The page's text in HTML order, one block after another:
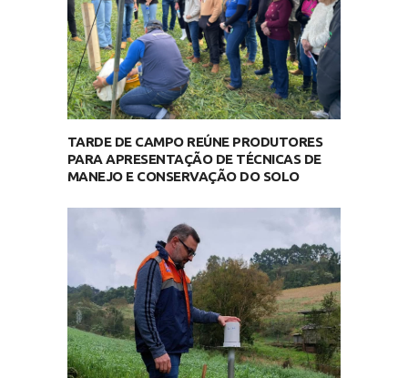
TARDE DE CAMPO REÚNE PRODUTORES
PARA APRESENTAÇÃO DE TÉCNICAS DE
MANEJO E CONSERVAÇÃO DO SOLO